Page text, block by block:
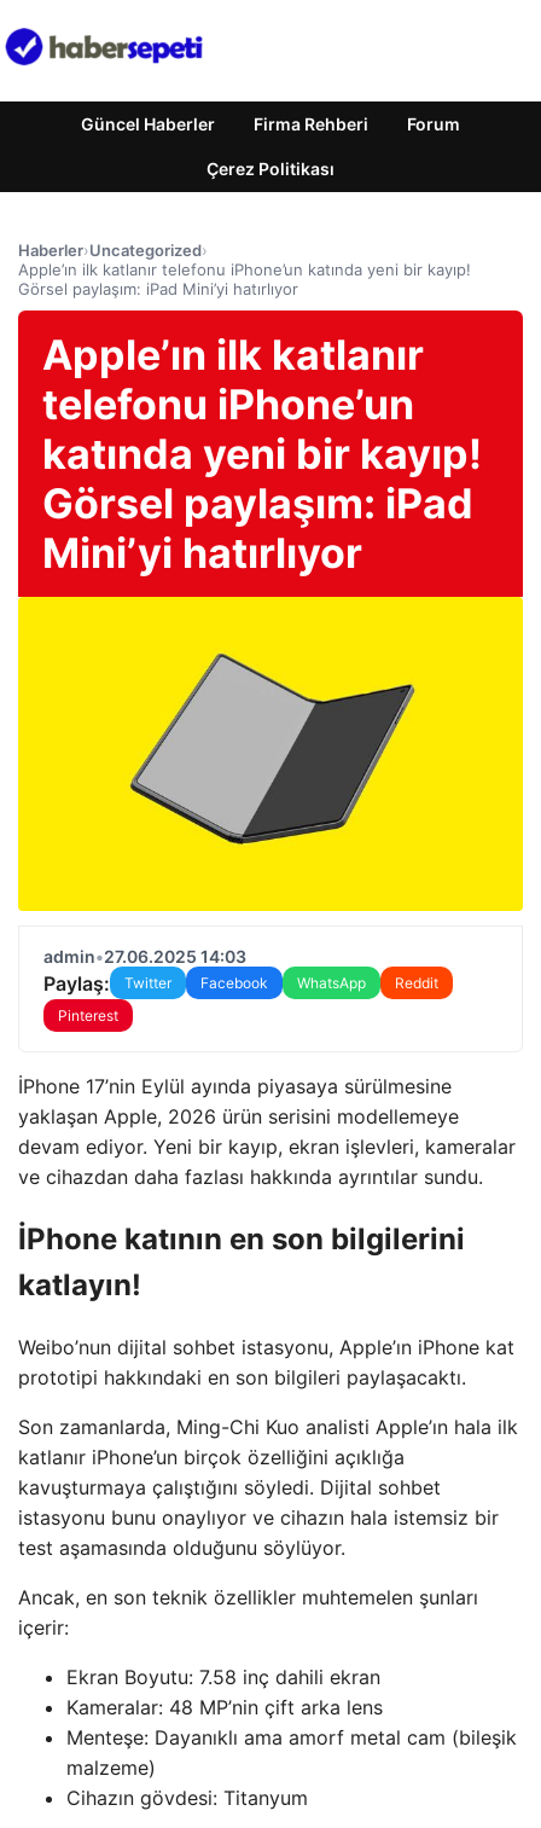
Güncel Haberler Firma Rehberi Forum
Çerez Politikası
Haberler›Uncategorized›
Apple’ın ilk katlanır telefonu iPhone’un katında yeni bir kayıp!
Görsel paylaşım: iPad Mini’yi hatırlıyor
Apple’ın ilk katlanır
telefonu iPhone’un
katında yeni bir kayıp!
Görsel paylaşım: iPad
Mini’yi hatırlıyor
admin•27.06.2025 14:03
Paylaş: Twitter Facebook WhatsApp
Reddit
Pinterest
İPhone 17’nin Eylül ayında piyasaya sürülmesine
yaklaşan Apple, 2026 ürün serisini modellemeye
devam ediyor. Yeni bir kayıp, ekran işlevleri, kameralar
ve cihazdan daha fazlası hakkında ayrıntılar sundu.
İPhone katının en son bilgilerini
katlayın!
Weibo’nun dijital sohbet istasyonu, Apple’ın iPhone kat
prototipi hakkındaki en son bilgileri paylaşacaktı.
Son zamanlarda, Ming-Chi Kuo analisti Apple’ın hala ilk
katlanır iPhone’un birçok özelliğini açıklığa
kavuşturmaya çalıştığını söyledi. Dijital sohbet
istasyonu bunu onaylıyor ve cihazın hala istemsiz bir
test aşamasında olduğunu söylüyor.
Ancak, en son teknik özellikler muhtemelen şunları
içerir:
Ekran Boyutu: 7.58 inç dahili ekran
Kameralar: 48 MP’nin çift arka lens
Menteşe: Dayanıklı ama amorf metal cam (bileşik
malzeme)
Cihazın gövdesi: Titanyum